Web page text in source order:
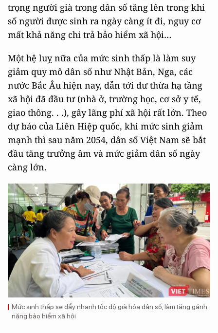
trọng người già trong dân số tăng lên trong khi
số người được sinh ra ngày càng ít đi, nguy cơ
mất khả năng chi trả bảo hiểm xã hội…
Một hệ luỵ nữa của mức sinh thấp là làm suy
giảm quy mô dân số như Nhật Bản, Nga, các
nước Bắc Âu hiện nay, dẫn tới dư thừa hạ tầng
xã hội đã đầu tư (nhà ở, trường học, cơ sở y tế,
giao thông. . .), gây lãng phí xã hội rất lớn. Theo
dự báo của Liên Hiệp quốc, khi mức sinh giảm
mạnh thì sau năm 2054, dân số Việt Nam sẽ bắt
đầu tăng trưởng âm và mức giảm dân số ngày
càng lớn.
Mức sinh thấp sẽ đẩy nhanh tốc độ già hóa dân số, làm tăng gánh
nặng bảo hiểm xã hội